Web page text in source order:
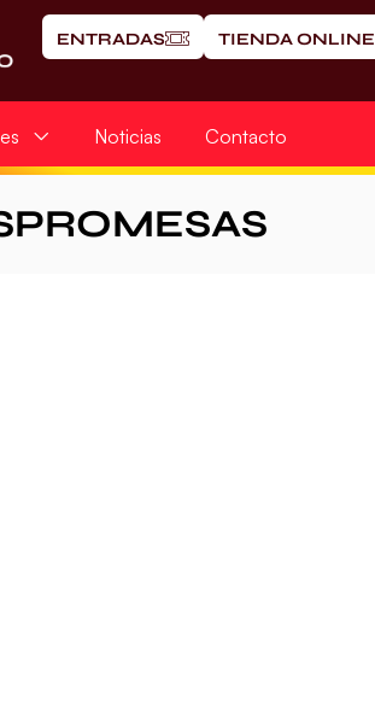
ENTRADAS TIENDA ONLINE
Noticias Contacto